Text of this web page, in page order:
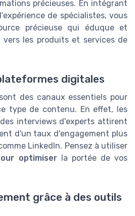
précieuses. En intégrant
de spécialistes, vous
précieuse qui éduque et
les produits et services de
digitales
sont des canaux essentiels pour
type de contenu. En effet, les
interviews d'experts attirent
d'un taux d'engagement plus
LinkedIn. Pensez à utiliser
optimiserla portée de vos
grâce à des outils